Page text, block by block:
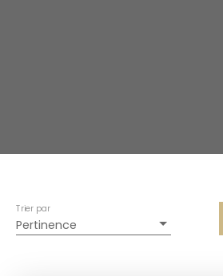
Pertinence
Trier par